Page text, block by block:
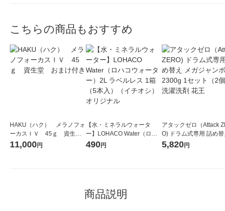
こちらの商品もおすすめ
HAKU（ハク） メラノフォ
ーカスＩＶ 45ｇ 資生
堂 おまけ付き
11,000円
【水・ミネラルウォータ
ー】LOHACO Water（ロハ
コウォーター）2L ラベルレ
490円
アタックゼロ（Attack
O) ドラム式専用 詰め替
ガジャンボ 2300g 1セッ
5,820円
商品説明